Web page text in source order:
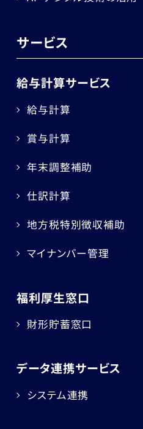
サービス
給与計算サービス
給与計算
賞与計算
年末調整補助
仕訳計算
地方税特別徴収補助
マイナンバー管理
福利厚生窓口
財形貯蓄窓口
データ連携サービス
システム連携